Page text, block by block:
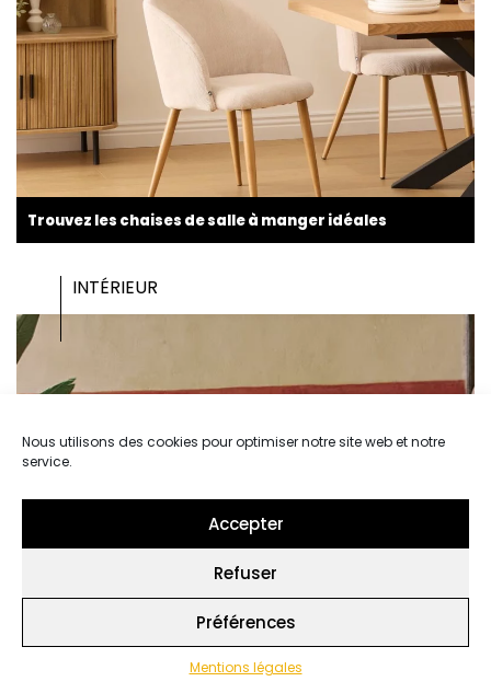
Nous utilisons des cookies pour optimiser notre site web et notre
service.
Accepter
Refuser
Préférences
Mentions légales
Trouvez les chaises de salle à manger idéales
INTÉRIEUR
Comment optimiser l’espace avec un canapé